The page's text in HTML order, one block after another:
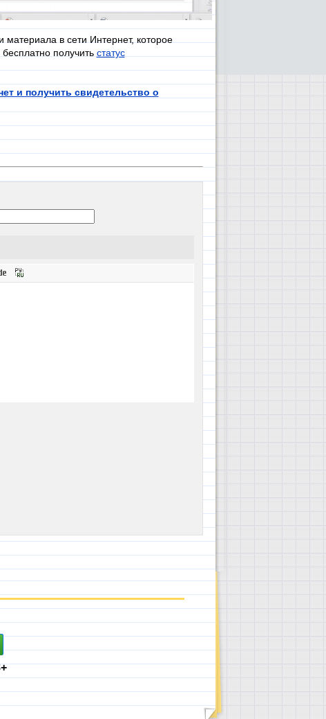
материала в сети Интернет, которое
получить статус
и получить свидетельство о